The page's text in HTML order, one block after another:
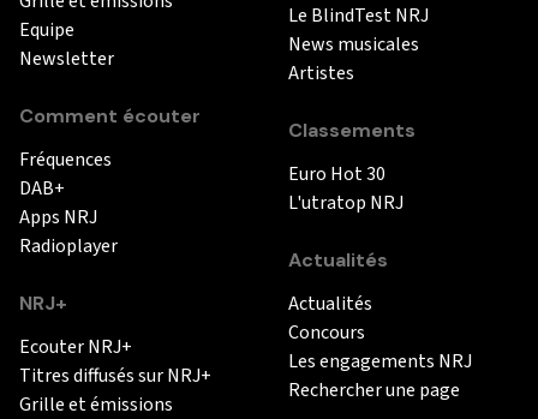
Equipe
Newsletter
Comment écouter
Fréquences
DAB+
Apps NRJ
Radioplayer
NRJ+
Ecouter NRJ+
Titres diffusés sur NRJ+
Grille et émissions
Le BlindTest NRJ
News musicales
Artistes
Classements
Euro Hot 30
L'utratop NRJ
Actualités
Actualités
Concours
Les engagements NRJ
Rechercher une page